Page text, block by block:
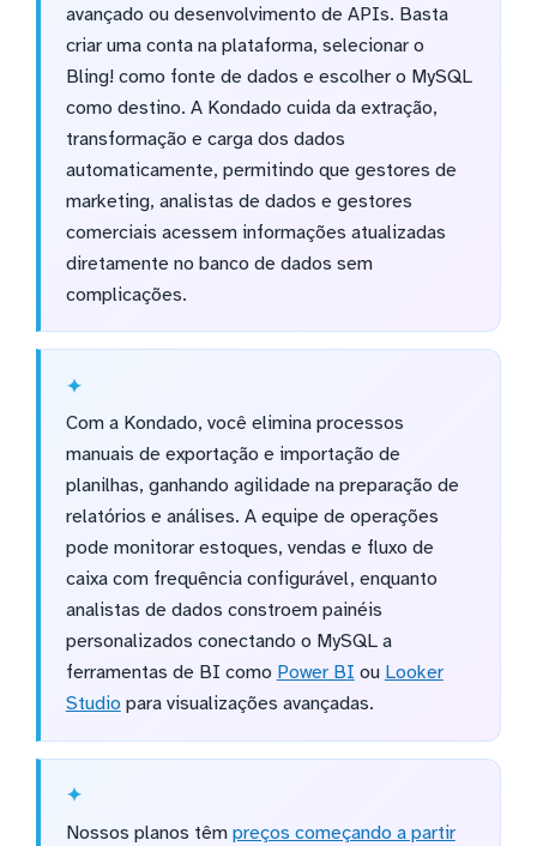
avançado ou desenvolvimento de APIs. Basta
criar uma conta na plataforma, selecionar o
Bling! como fonte de dados e escolher o MySQL
como destino. A Kondado cuida da extração,
transformação e carga dos dados
automaticamente, permitindo que gestores de
marketing, analistas de dados e gestores
comerciais acessem informações atualizadas
diretamente no banco de dados sem
complicações.
Com a Kondado, você elimina processos
manuais de exportação e importação de
planilhas, ganhando agilidade na preparação de
relatórios e análises. A equipe de operações
pode monitorar estoques, vendas e fluxo de
caixa com frequência configurável, enquanto
analistas de dados constroem painéis
personalizados conectando o MySQL a
ferramentas de BI como Power BI ou Looker
Studio para visualizações avançadas.
Nossos planos têm preços começando a partir